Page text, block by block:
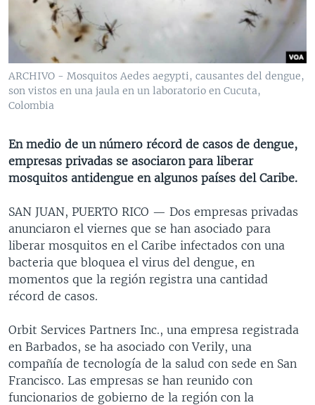
VENEZUELA
BRASIL
NICARAGUA
ECONOMÍA
ENTRETENIMIENTO Y CULTURA
TECNOLOGÍA
DEPORTES
MULTIMEDIA
VIDEOS
FOTOGRAFÍA
AUDIOS
PROGRAMAS TV
EL MUNDO AL DÍA
FORO INTERAMERICANO
LAS CLAVES
PANORAMA
RADIO
AVANCE INFORMATIVO
BUENOS DÍAS AMÉRICA
ESTADOS UNIDOS AL DÍA
FORO [RADIO]
DEPORTIVO INTERNACIONAL
NOTA ECONÓMICA
ENTRETENIMIENTO
DIRECT
Learning English
SÍGANOS
Idiomas
ARCHIVO - Mosquitos Aedes aegypti, causantes del dengue,
son vistos en una jaula en un laboratorio en Cucuta,
Colombia
En medio de un número récord de casos de dengue,
empresas privadas se asociaron para liberar
mosquitos antidengue en algunos países del Caribe.
SAN JUAN, PUERTO RICO — Dos empresas privadas
anunciaron el viernes que se han asociado para
liberar mosquitos en el Caribe infectados con una
bacteria que bloquea el virus del dengue, en
momentos que la región registra una cantidad
récord de casos.
Orbit Services Partners Inc., una empresa registrada
en Barbados, se ha asociado con Verily, una
compañía de tecnología de la salud con sede en San
Francisco. Las empresas se han reunido con
funcionarios de gobierno de la región con la